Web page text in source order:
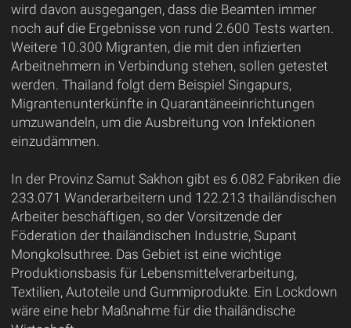
wird davon ausgegangen, dass die Beamten immer
noch auf die Ergebnisse von rund 2.600 Tests warten.
Weitere 10.300 Migranten, die mit den infizierten
Arbeitnehmern in Verbindung stehen, sollen getestet
werden. Thailand folgt dem Beispiel Singapurs,
Migrantenunterkünfte in Quarantäneeinrichtungen
umzuwandeln, um die Ausbreitung von Infektionen
einzudämmen.
In der Provinz Samut Sakhon gibt es 6.082 Fabriken die
233.071 Wanderarbeitern und 122.213 thailändischen
Arbeiter beschäftigen, so der Vorsitzende der
Föderation der thailändischen Industrie, Supant
Mongkolsuthree. Das Gebiet ist eine wichtige
Produktionsbasis für Lebensmittelverarbeitung,
Textilien, Autoteile und Gummiprodukte. Ein Lockdown
wäre eine hebr Maßnahme für die thailändische